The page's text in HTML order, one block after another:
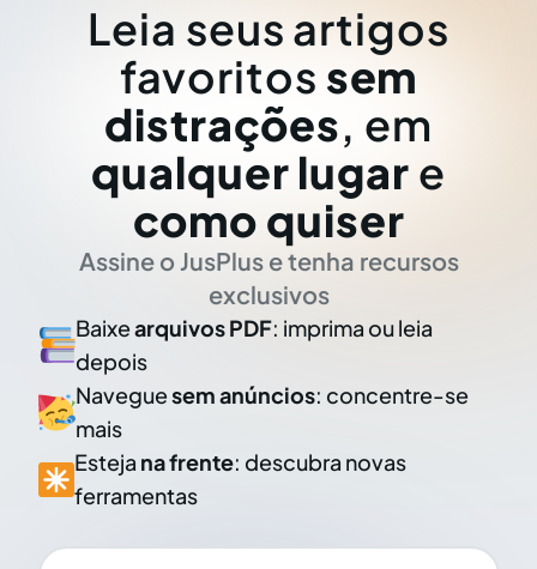
Leia seus artigos
favoritos sem
distrações, em
qualquer lugar e
como quiser
Assine o JusPlus e tenha recursos
exclusivos
Baixearquivos PDF: imprima ou leia
depois
Naveguesem anúncios: concentre-se
mais
Esteja na frente: descubra novas
ferramentas